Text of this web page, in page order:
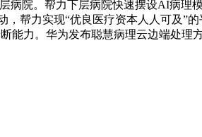
病院。帮力下层病院快速摆设AI病理
，帮力实现“优良医疗资本人人可及”
能力。华为发布聪慧病理云边端处理